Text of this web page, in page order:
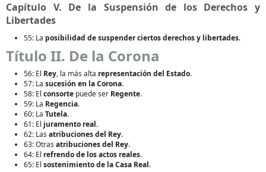
Capítulo V. De la Suspensión de los Derechos y
Libertades
55: La posibilidad de suspender ciertos derechos y libertades.
Título II. De la Corona
56: El Rey, la más alta representación del Estado.
57: La sucesión en la Corona.
58: El consorte puede ser Regente.
59: La Regencia.
60: La Tutela.
61: El juramento real.
62: Las atribuciones del Rey.
63: Otras atribuciones del Rey.
64: El refrendo de los actos reales.
65: El sostenimiento de la Casa Real.